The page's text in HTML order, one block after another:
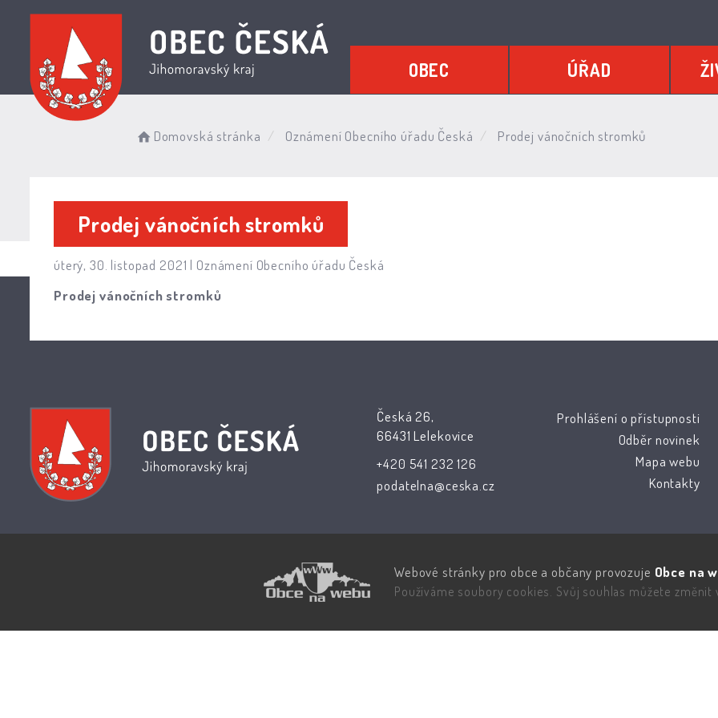
OBEC ÚŘAD
Domovská stránka Oznámení Obecního úřadu Česká Prodej vánočních stromků
Prodej vánočních stromků
úterý, 30. listopad 2021 | Oznámení Obecního úřadu Česká
Prodej vánočních stromků
Česká 26,
66431 Lelekovice
+420 541 232 126
podatelna@ceska.cz
Prohlášení o přístupnosti
Odběr novinek
Mapa webu
Kontakty
Webové stránky pro obce a občany provozuje Obce na
Používáme soubory cookies. Svůj souhlas můžete změnit